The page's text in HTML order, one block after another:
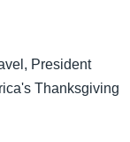
President
Thanksgiving